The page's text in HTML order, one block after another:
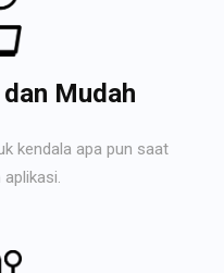
Mudah
kendala apa pun saat